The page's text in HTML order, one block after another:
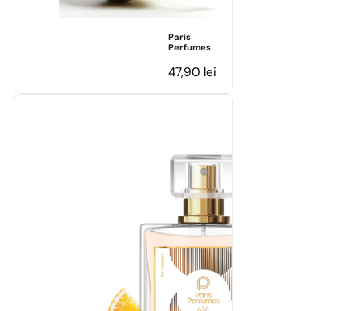
Paris
Perfumes
47,90 lei